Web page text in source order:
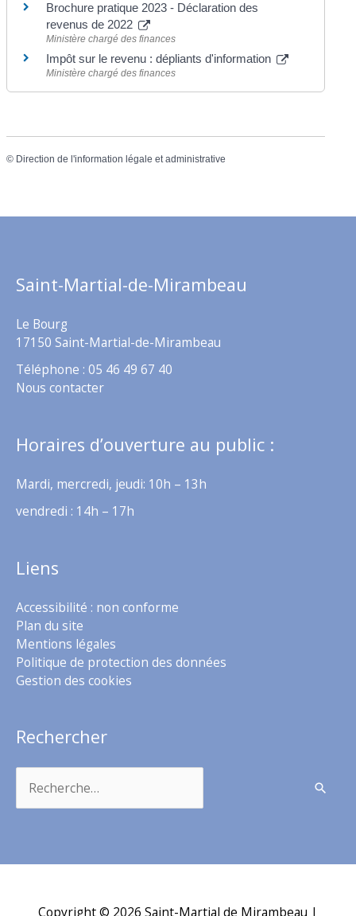
Brochure pratique 2023 - Déclaration des
revenus de 2022
Ministère chargé des finances
Impôt sur le revenu : dépliants d'information
Ministère chargé des finances
© Direction de l'information légale et administrative
Saint-Martial-de-Mirambeau
Le Bourg
17150 Saint-Martial-de-Mirambeau
Téléphone : 05 46 49 67 40
Nous contacter
Horaires d’ouverture au public :
Mardi, mercredi, jeudi: 10h – 13h
vendredi : 14h – 17h
Liens
Accessibilité : non conforme
Plan du site
Mentions légales
Politique de protection des données
Gestion des cookies
Rechercher
Copyright © 2026 Saint-Martial de Mirambeau |